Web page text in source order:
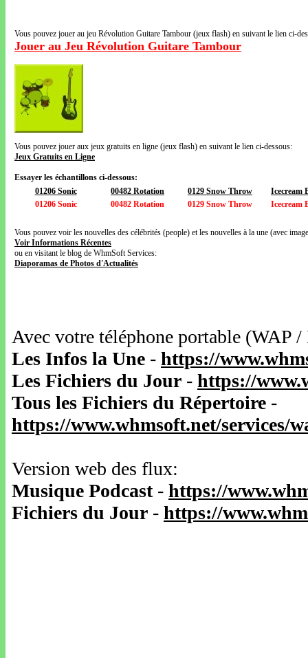
Vous pouvez jouer au jeu Révolution Guitare Tambour (jeux flash) en suivant le lien ci-
Jouer au Jeu Révolution Guitare Tambour
Vous pouvez jouer aux jeux gratuits en ligne (jeux flash) en suivant le lien ci-dessous:
Jeux Gratuits en Ligne
Essayer les échantillons ci-dessous:
01206 Sonic
00482 Rotation 0129 Snow Throw
Icecream
01206 Sonic
00482 Rotation 0129 Snow Throw Icecream
Vous pouvez voir les nouvelles des célébrités (people) et les nouvelles à la une (avec
Voir Informations Récentes
ou en visitant le blog de WhmSoft Services:
Diaporamas de Photos d'Actualités
Avec votre téléphone portable
Les Infos la Une - https://
Les Fichiers du Jour - https://
Tous les Fichiers du Répertoire -
https://www.whmsoft.net/services/
Version web des flux:
Musique Podcast- https://
Fichiers du Jour - https://